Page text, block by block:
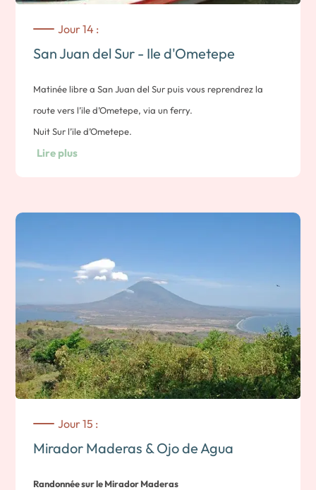
Jour 14 :
San Juan del Sur - Ile d'Ometepe
Matinée libre a San Juan del Sur puis vous reprendrez la
route vers l’ile d’Ometepe, via un ferry.
Nuit Sur l’ile d’Ometepe.
Lire plus
Jour 15 :
Mirador Maderas & Ojo de Agua
Randonnée sur le Mirador Maderas